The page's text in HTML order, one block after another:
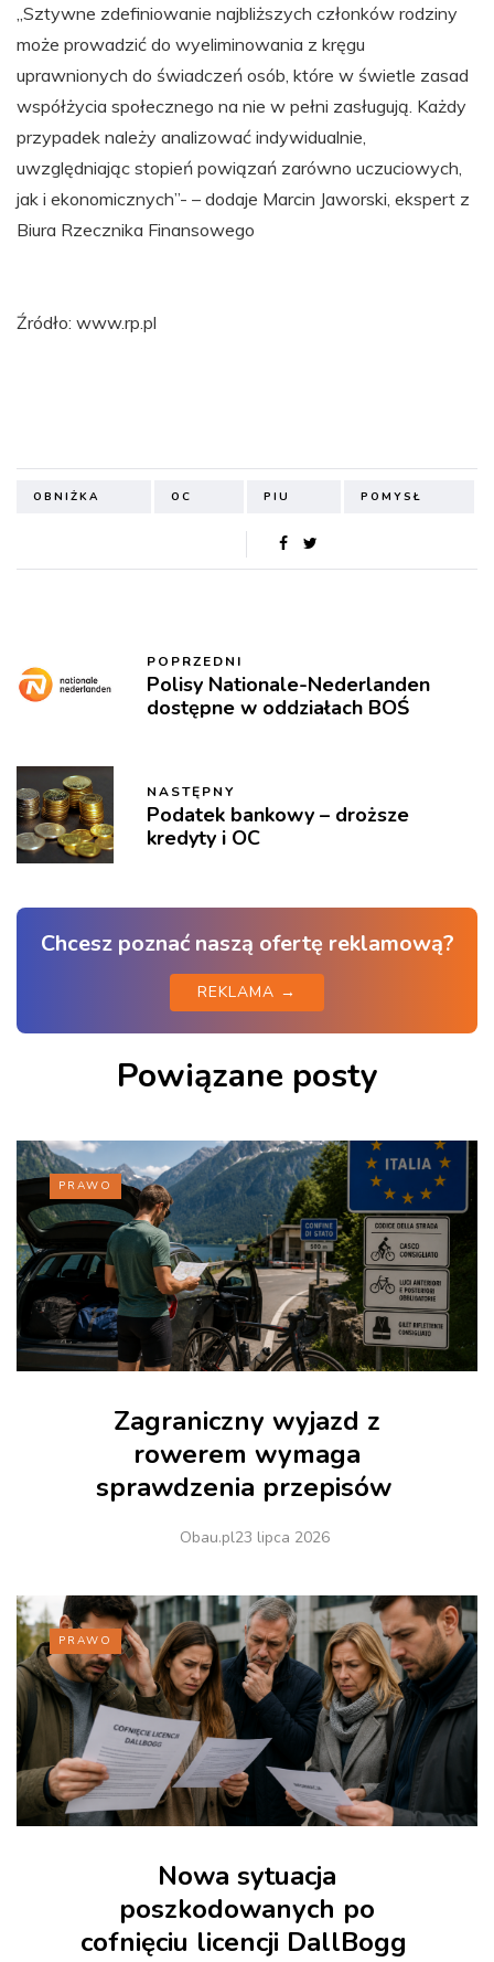
„Sztywne zdefiniowanie najbliższych członków rodziny
może prowadzić do wyeliminowania z kręgu
uprawnionych do świadczeń osób, które w świetle zasad
współżycia społecznego na nie w pełni zasługują. Każdy
przypadek należy analizować indywidualnie,
uwzględniając stopień powiązań zarówno uczuciowych,
jak i ekonomicznych”- – dodaje Marcin Jaworski, ekspert z
Biura Rzecznika Finansowego
Źródło: www.rp.pl
OBNIŻKA OC PIU POMYSŁ
POPRZEDNI
Polisy Nationale-Nederlanden
dostępne w oddziałach BOŚ
NASTĘPNY
Podatek bankowy – droższe
kredyty i OC
Chcesz poznać naszą ofertę reklamową?
REKLAMA →
Powiązane posty
PRAWO
Zagraniczny wyjazd z
rowerem wymaga
sprawdzenia przepisów
Obau.pl23 lipca 2026
PRAWO
Nowa sytuacja
poszkodowanych po
cofnięciu licencji DallBogg